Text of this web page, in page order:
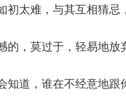
初太难，与其互相猜忌
的，莫过于，轻易地放
知道，谁在不经意地跟